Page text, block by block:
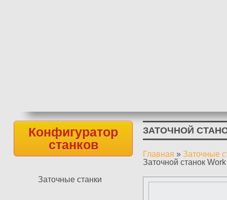
Конфигуратор
станков
Заточные станки
ЗАТОЧНОЙ
Вы здесь
Главная » Заточные
Заточной станок